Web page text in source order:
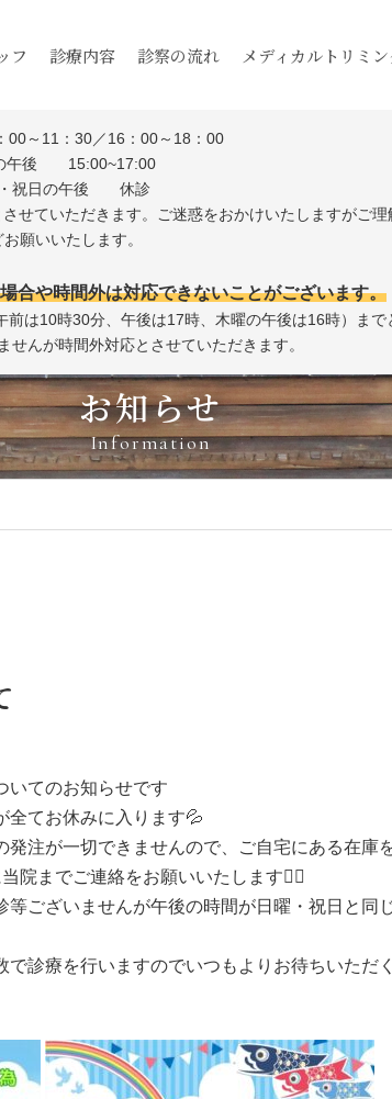
フ 診療内容 診察の流れ メディカルトリミ
お知らせ
Information
～11：30／16：00～18：00
午後 15:00~17:00
・祝日の午後 休診
せていただきます。ご迷惑をおかけいたしますがご理
願いいたします。
合や時間外は対応できないことがございます。
は10時30分、午後は17時、木曜の午後は16時）まで
せんが時間外対応とさせていただきます。
いてのお知らせです
全てお休みに入ります💦
注が一切できませんので、ご自宅にある在庫
院までご連絡をお願いいたします🙇‍♂️
ございませんが午後の時間が日曜・祝日と同
で診療を行いますのでいつもよりお待ちいただ